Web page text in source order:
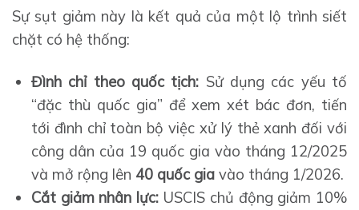
Sự sụt giảm này là kết quả của một lộ trình siết
chặt có hệ thống:
Đình chỉ theo quốc tịch: Sử dụng các yếu tố
“đặc thù quốc gia” để xem xét bác đơn, tiến
tới đình chỉ toàn bộ việc xử lý thẻ xanh đối với
công dân của 19 quốc gia vào tháng 12/2025
và mở rộng lên 40 quốc giavào tháng 1/2026.
Cắt giảm nhân lực:USCIS chủ động giảm 10%